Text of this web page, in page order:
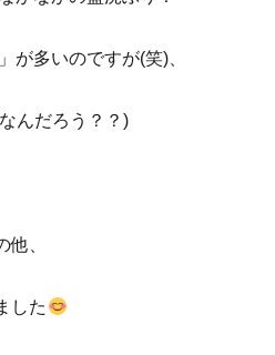
が多いのですが(笑)、
んだろう？？)
他、
した